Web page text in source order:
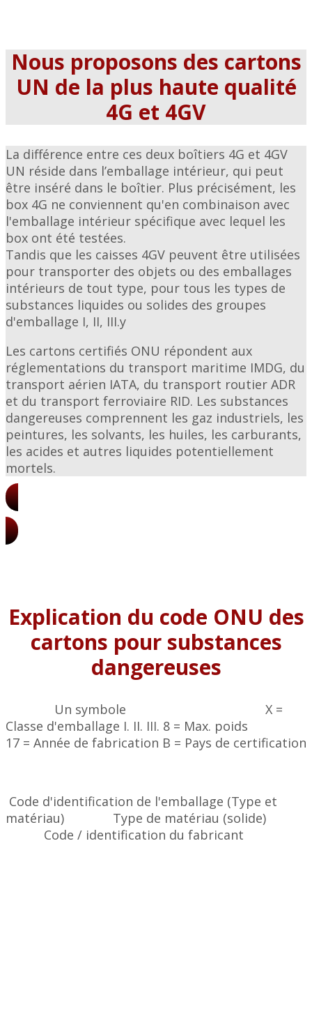
Nous proposons des cartons
UN de la plus haute qualité
4G et 4GV
La différence entre ces deux boîtiers 4G et 4GV
UN réside dans l’emballage intérieur, qui peut
être inséré dans le boîtier. Plus précisément, les
box 4G ne conviennent qu'en combinaison avec
l'emballage intérieur spécifique avec lequel les
box ont été testées.
Tandis que les caisses 4GV peuvent être utilisées
pour transporter des objets ou des emballages
intérieurs de tout type, pour tous les types de
substances liquides ou solides des groupes
d'emballage I, II, III.y
Les cartons certifiés ONU répondent aux
réglementations du transport maritime IMDG, du
transport aérien IATA, du transport routier ADR
et du transport ferroviaire RID. Les substances
dangereuses comprennent les gaz industriels, les
peintures, les solvants, les huiles, les carburants,
les acides et autres liquides potentiellement
mortels.
Tarifs des boîtes UN
Explication du code ONU des
cartons pour substances
dangereuses
Un symbole X =
Classe d'emballage I. II. III. 8 = Max. poids
17 = Année de fabrication B = Pays de certification
Code d'identification de l'emballage (Type et
matériau) Type de matériau (solide)
Code / identification du fabricant